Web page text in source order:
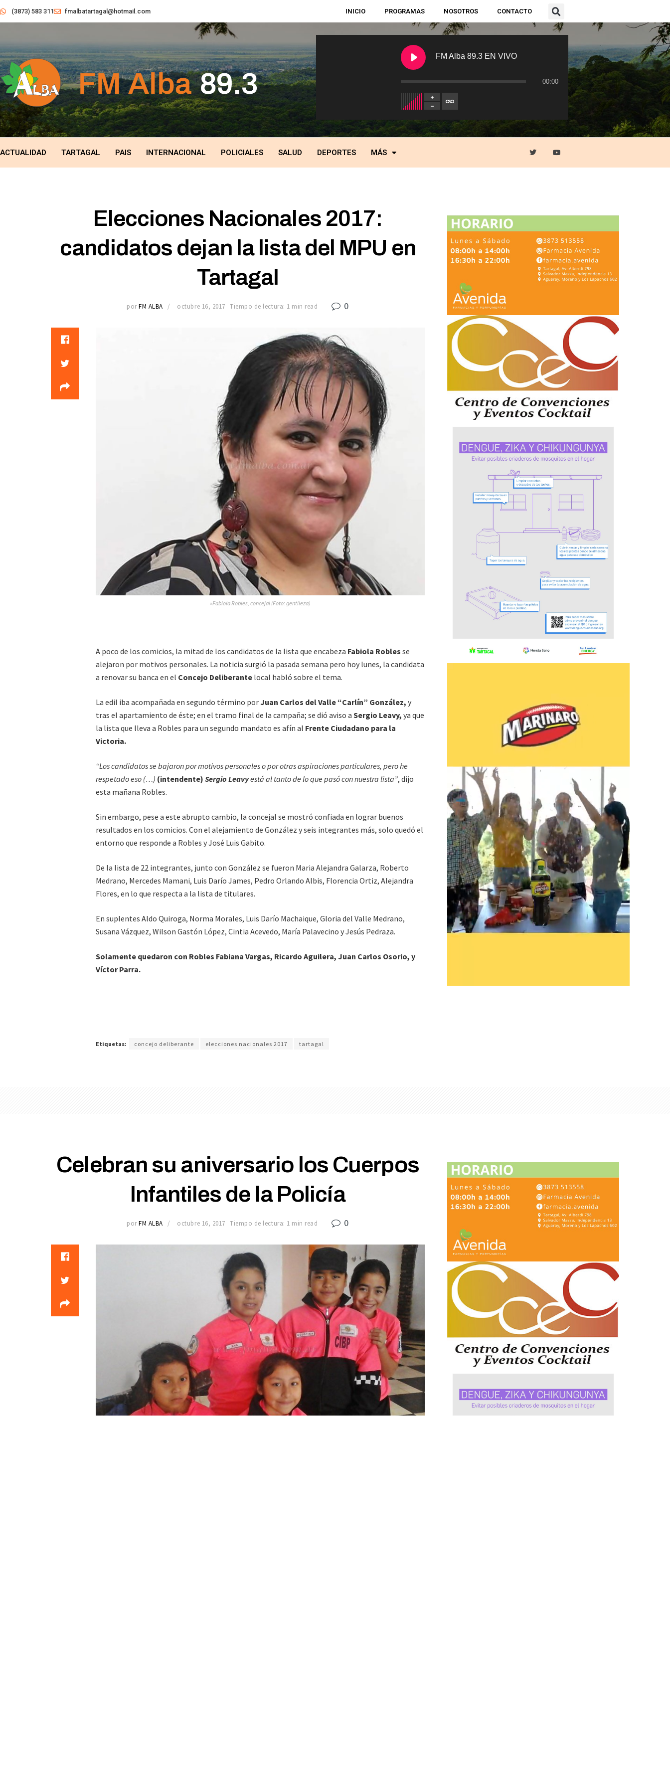
(3873) 583 311 fmalbatartagal@hotmail.com INICIO PROGRAMAS NOSOTROS CONTACTO
FM Alba 89.3 EN VIVO
00:00
ACTUALIDAD TARTAGAL PAIS INTERNACIONAL POLICIALES SALUD DEPORTES MÁS
Elecciones Nacionales 2017:
candidatos dejan la lista del MPU en
Tartagal
por FM ALBA octubre 16, 2017 Tiempo de lectura: 1 min read 0
»Fabiola Robles, concejal (Foto: gentileza)
A poco de los comicios, la mitad de los candidatos de la lista que encabeza Fabiola Robles se
alejaron por motivos personales. La noticia surgió la pasada semana pero hoy lunes, la candidata
a renovar su banca en el Concejo Deliberante local habló sobre el tema.
La edil iba acompañada en segundo término porJuan Carlos del Valle “Carlín” González, y
tras el apartamiento de éste; en el tramo final de la campaña; se dió aviso a Sergio Leavy, ya que
la lista que lleva a Robles para un segundo mandato es afín al Frente Ciudadano para la
Victoria.
“Los candidatos se bajaron por motivos personales o por otras aspiraciones particulares, pero he
respetado eso (…) (intendente) Sergio Leavyestá al tanto de lo que pasó con nuestra lista”, dijo
esta mañana Robles.
Sin embargo, pese a este abrupto cambio, la concejal se mostró confiada en lograr buenos
resultados en los comicios. Con el alejamiento de González y seis integrantes más, solo quedó el
entorno que responde a Robles y José Luis Gabito.
De la lista de 22 integrantes, junto con González se fueron Maria Alejandra Galarza, Roberto
Medrano, Mercedes Mamani, Luis Darío James, Pedro Orlando Albis, Florencia Ortiz, Alejandra
Flores, en lo que respecta a la lista de titulares.
En suplentes Aldo Quiroga, Norma Morales, Luis Darío Machaique, Gloria del Valle Medrano,
Susana Vázquez, Wilson Gastón López, Cintia Acevedo, María Palavecino y Jesús Pedraza.
Solamente quedaron con Robles Fabiana Vargas, Ricardo Aguilera, Juan Carlos Osorio, y
Víctor Parra.
Etiquetas: concejo deliberante elecciones nacionales 2017 tartagal
Celebran su aniversario los Cuerpos
Infantiles de la Policía
por FM ALBA octubre 16, 2017 Tiempo de lectura: 1 min read 0